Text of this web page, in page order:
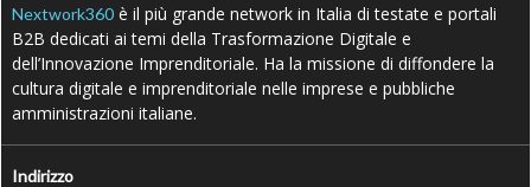
Nextwork360 è il più grande network in Italia di testate e portali
B2B dedicati ai temi della Trasformazione Digitale e
dell’Innovazione Imprenditoriale. Ha la missione di diffondere la
cultura digitale e imprenditoriale nelle imprese e pubbliche
amministrazioni italiane.
Indirizzo